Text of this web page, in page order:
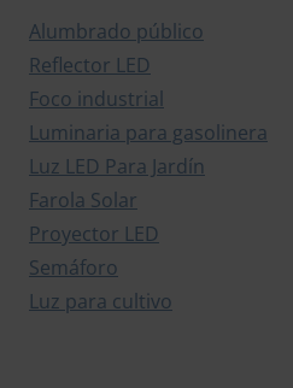
Alumbrado público
Reflector LED
Foco industrial
Luminaria para gasolinera
Luz LED Para Jardín
Farola Solar
Proyector LED
Semáforo
Luz para cultivo